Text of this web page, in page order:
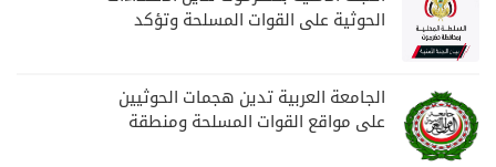
الحوثية على القوات المسلحة وتؤكد
الجامعة العربية تدين هجمات الحوثيين
على مواقع القوات المسلحة ومنطقة